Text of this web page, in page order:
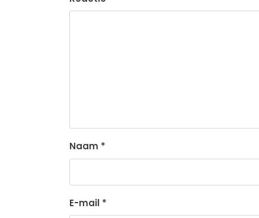
Naam *
E-mail *